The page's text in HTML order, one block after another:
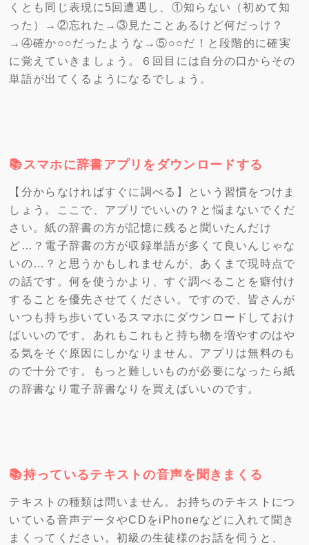
くとも同じ表現に5回遭遇し、①知らない（初めて知
った）→②忘れた→③見たことあるけど何だっけ？
→④確か○○だったような→⑤○○だ！と段階的に確実
に覚えていきましょう。６回目には自分の口からその
単語が出てくるようになるでしょう。
📚スマホに辞書アプリをダウンロードする
【分からなければすぐに調べる】という習慣をつけま
しょう。ここで、アプリでいいの？と悩まないでくだ
さい。紙の辞書の方が記憶に残ると聞いたんだけ
ど…？電子辞書の方が収録単語が多くて良いんじゃな
いの…？と思うかもしれませんが、あくまで現時点で
の話です。何を使うかより、すぐ調べることを癖付け
することを優先させてください。ですので、皆さんが
いつも持ち歩いているスマホにダウンロードしておけ
ばいいのです。あれもこれもと持ち物を増やすのはや
る気をそぐ原因にしかなりません。アプリは無料のも
ので十分です。もっと難しいものが必要になったら紙
の辞書なり電子辞書なりを買えばいいのです。
📚持っているテキストの音声を聞きまくる
テキストの種類は問いません。お持ちのテキストにつ
いている音声データやCDをiPhoneなどに入れて聞き
まくってください。初級の生徒様のお話を伺うと、